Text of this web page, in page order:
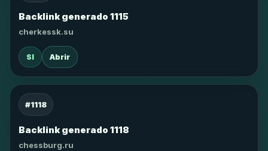
Backlink generado 1115
cherkessk.su
SI Abrir
#1118
Backlink generado 1118
chessburg.ru